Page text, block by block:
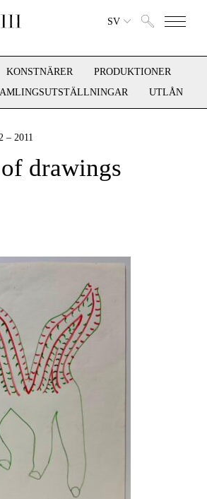
SV
KONSTNÄRER
PRODUKTIONER
UTLÅN
– 2011
drawings